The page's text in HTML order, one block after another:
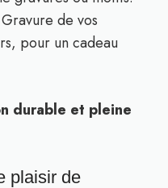
de vos
pour un cadeau
durable et pleine
plaisir de